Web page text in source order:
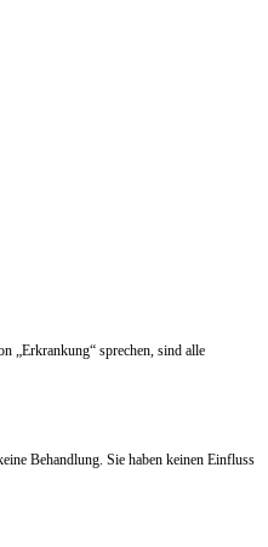
„Erkrankung“ sprechen, sind alle
Behandlung. Sie haben keinen Einfluss